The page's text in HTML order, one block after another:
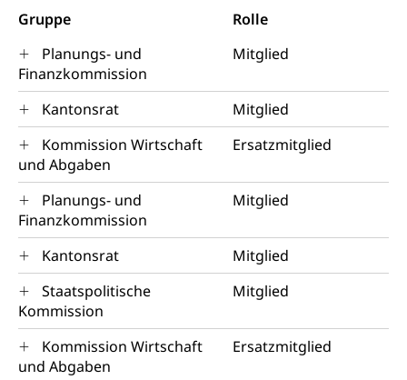
Gruppe
Rolle
Planungs- und
Finanzkommission
Mitglied
Kantonsrat
Mitglied
Kommission Wirtschaft
und Abgaben
Ersatzmitglied
Planungs- und
Finanzkommission
Mitglied
Kantonsrat
Mitglied
Staatspolitische
Kommission
Mitglied
Kommission Wirtschaft
und Abgaben
Ersatzmitglied
Erbschaftssteuer, Schenkungssteuer, Gewinn- und
Steuern (Dienststelle)
Ombudsstellen
Vermittler, Vermittlungsstelle, Schlichtungsstelle,
Vermittlung, Schlichtung, Mediation
Umgang mit Beschwerden (Volksschulen)
Beschwerde Strassenverkehrsamt
Beschwerdestelle Spitäler
Schlichtungsstelle SEG
Rassismus
Diskriminierung, Fremdenfeindlichkeit,
Gleichberechtigung
Anlaufstelle Schutz vor Diskriminierung
(fabia)
Schutz vor Diskriminierung
Strafregister und Strafverfahren
Strafrecht, Strafrechtspflege, Gerichtsverfahren,
Strafregistereintrag, Strafregisterauszug,
Kriminalität
Strafverfahren Staatsanwaltschaft
Vormundschaft